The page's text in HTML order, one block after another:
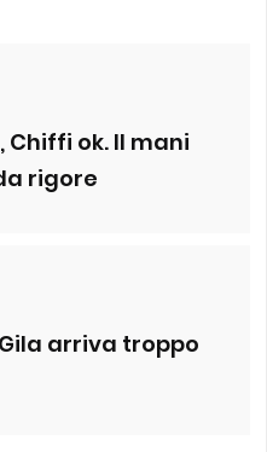
ok. Il mani
rigore
arriva troppo